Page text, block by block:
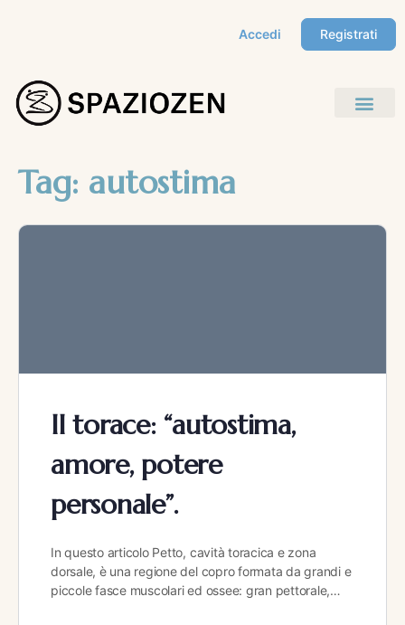
Accedi Registrati
Tag: autostima
Il torace: “autostima,
amore, potere
personale”.
In questo articolo Petto, cavità toracica e zona
dorsale, è una regione del copro formata da grandi e
piccole fasce muscolari ed ossee: gran pettorale,…